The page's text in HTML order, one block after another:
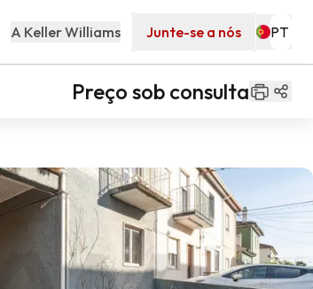
A Keller Williams Junte-se a nós
Preço sob consulta